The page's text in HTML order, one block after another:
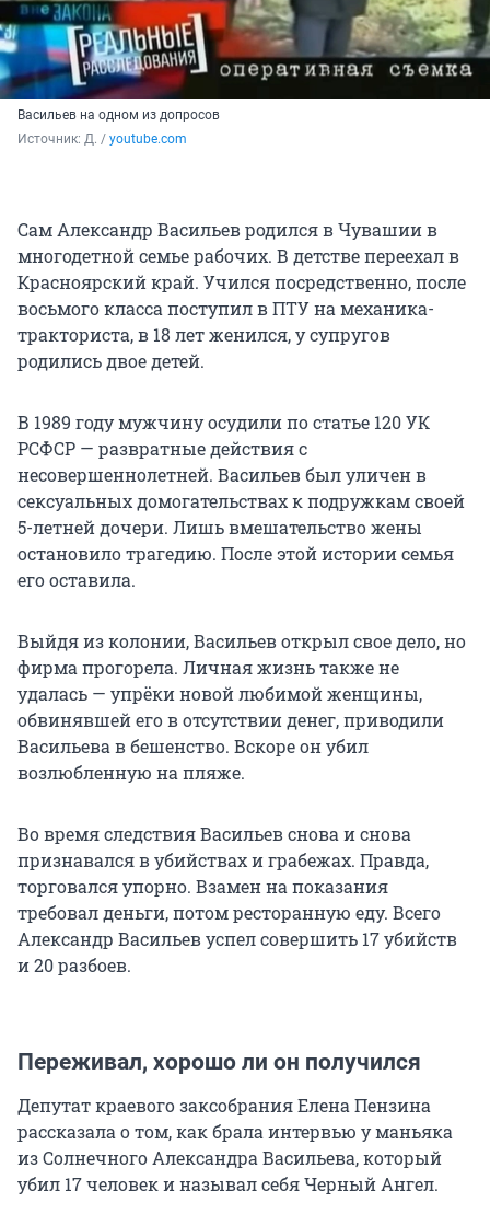
Васильев на одном из допросов
Источник: Д. / youtube.com
Сам Александр Васильев родился в Чувашии в
многодетной семье рабочих. В детстве переехал в
Красноярский край. Учился посредственно, после
восьмого класса поступил в ПТУ на механика-
тракториста, в 18 лет женился, у супругов
родились двое детей.
В 1989 году мужчину осудили по статье 120 УК
РСФСР — развратные действия с
несовершеннолетней. Васильев был уличен в
сексуальных домогательствах к подружкам своей
5-летней дочери. Лишь вмешательство жены
остановило трагедию. После этой истории семья
его оставила.
Выйдя из колонии, Васильев открыл свое дело, но
фирма прогорела. Личная жизнь также не
удалась — упрёки новой любимой женщины,
обвинявшей его в отсутствии денег, приводили
Васильева в бешенство. Вскоре он убил
возлюбленную на пляже.
Во время следствия Васильев снова и снова
признавался в убийствах и грабежах. Правда,
торговался упорно. Взамен на показания
требовал деньги, потом ресторанную еду. Всего
Александр Васильев успел совершить 17 убийств
и 20 разбоев.
Переживал, хорошо ли он получился
Депутат краевого заксобрания Елена Пензина
рассказала о том, как брала интервью у маньяка
из Солнечного Александра Васильева, который
убил 17 человек и называл себя Черный Ангел.